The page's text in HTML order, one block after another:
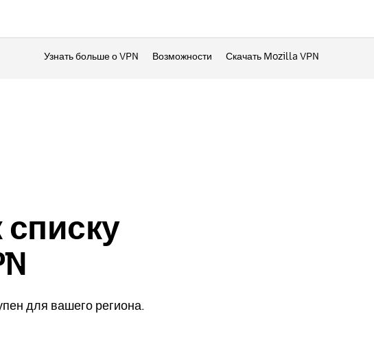
Узнать больше о VPN Возможности Скачать Mozilla VPN
для вашего региона.